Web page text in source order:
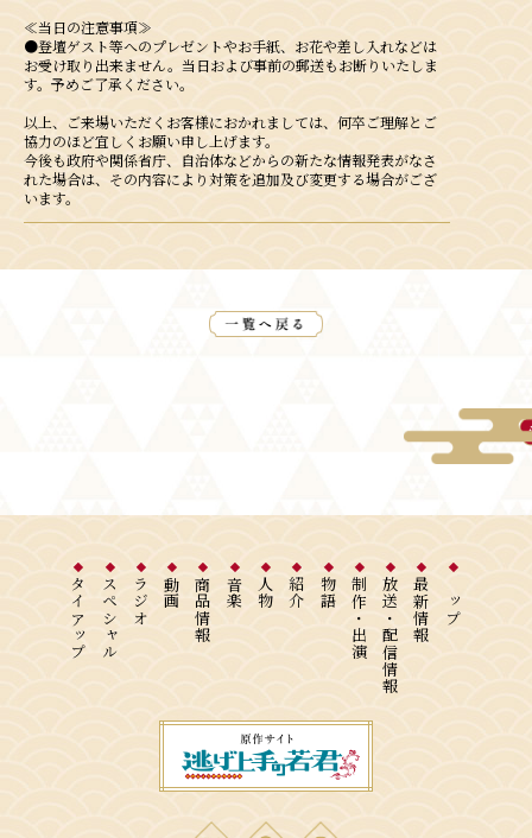
≪当⽇の注意事項≫
●登壇ゲスト等へのプレゼントやお⼿紙、お花や差し⼊れなどは
お受け取り出来ません。当⽇および事前の郵送もお断りいたしま
す。予めご了承ください。
以上、ご来場いただくお客様におかれましては、何卒ご理解とご
協⼒のほど宜しくお願い申し上げます。
今後も政府や関係省庁、⾃治体などからの新たな情報発表がなさ
れた場合は、その内容により対策を追加及び変更する場合がござ
います。
トップ
最新情報
放送・配信情報
制作・出演
物語
紹介
人物
音楽
商品情報
動画
ラジオ
スペシャル
タイアップ